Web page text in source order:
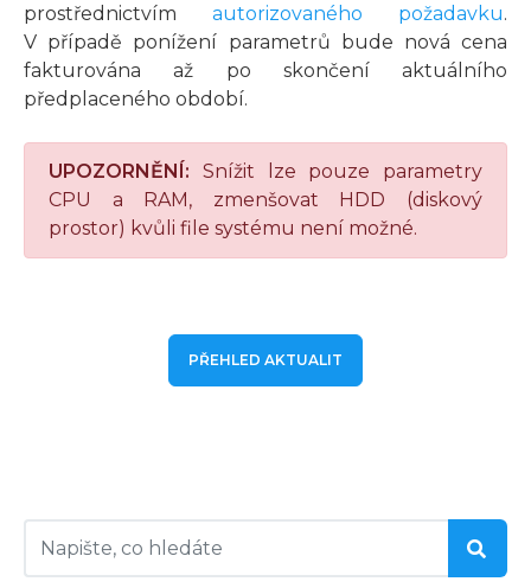
prostřednictvím autorizovaného požadavku.
V případě ponížení parametrů bude nová cena
fakturována až po skončení aktuálního
předplaceného období.
UPOZORNĚNÍ: Snížit lze pouze parametry
CPU a RAM, zmenšovat HDD (diskový
prostor) kvůli file systému není možné.
PŘEHLED AKTUALIT